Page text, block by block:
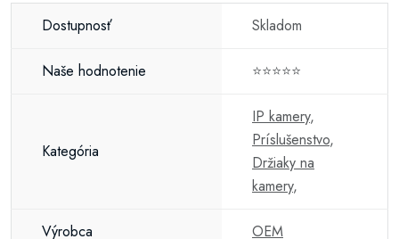
Dostupnosť Skladom
Naše hodnotenie ⭐⭐⭐⭐⭐
Kategória
IP kamery,
Príslušenstvo,
Držiaky na
kamery,
Výrobca OEM